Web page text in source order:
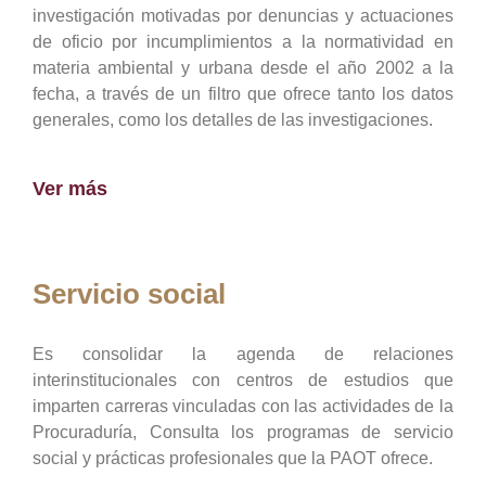
investigación motivadas por denuncias y actuaciones
de oficio por incumplimientos a la normatividad en
materia ambiental y urbana desde el año 2002 a la
fecha, a través de un filtro que ofrece tanto los datos
generales, como los detalles de las investigaciones.
Ver más
Servicio social
Es consolidar la agenda de relaciones
interinstitucionales con centros de estudios que
imparten carreras vinculadas con las actividades de la
Procuraduría, Consulta los programas de servicio
social y prácticas profesionales que la PAOT ofrece.